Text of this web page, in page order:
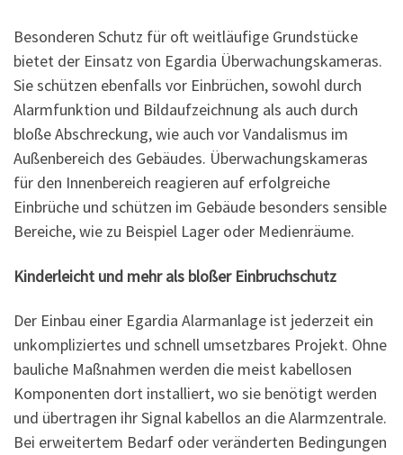
Besonderen Schutz für oft weitläufige Grundstücke
bietet der Einsatz von Egardia Überwachungskameras.
Sie schützen ebenfalls vor Einbrüchen, sowohl durch
Alarmfunktion und Bildaufzeichnung als auch durch
bloße Abschreckung, wie auch vor Vandalismus im
Außenbereich des Gebäudes. Überwachungskameras
für den Innenbereich reagieren auf erfolgreiche
Einbrüche und schützen im Gebäude besonders sensible
Bereiche, wie zu Beispiel Lager oder Medienräume.
Kinderleicht und mehr als bloßer Einbruchschutz
Der Einbau einer Egardia Alarmanlage ist jederzeit ein
unkompliziertes und schnell umsetzbares Projekt. Ohne
bauliche Maßnahmen werden die meist kabellosen
Komponenten dort installiert, wo sie benötigt werden
und übertragen ihr Signal kabellos an die Alarmzentrale.
Bei erweitertem Bedarf oder veränderten Bedingungen